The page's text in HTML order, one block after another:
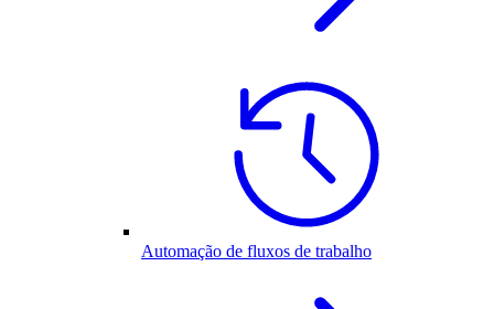
Automação de fluxos de trabalho